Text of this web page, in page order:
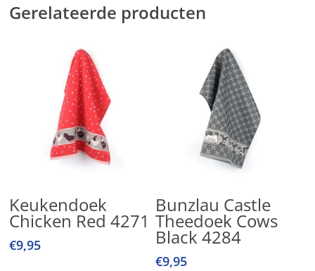
Gerelateerde producten
Toevoegen Aan
Winkelwagen
Keukendoek
Chicken Red 4271
€9,95
Bunzlau Castle
Theedoek Cows
Black 4284
€9,95